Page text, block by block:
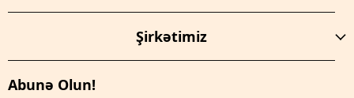
Şirkətimiz
Abunə Olun!